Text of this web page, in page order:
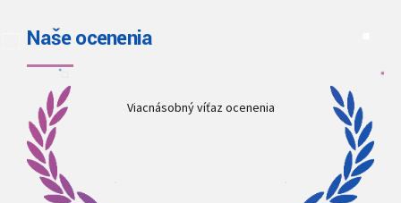
Naše ocenenia
Viacnásobný víťaz ocenenia